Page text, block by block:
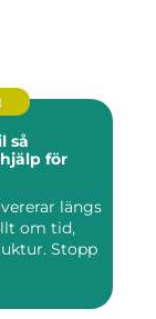
för
längs
om tid,
Stopp